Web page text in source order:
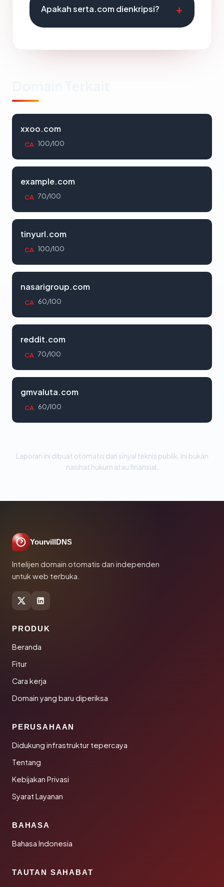
Apakah serta.com dienkripsi?
xxoo.com
CA 100/100
example.com
CA 70/100
tinyurl.com
CA 100/100
nasarigroup.com
CA 60/100
reddit.com
CA 70/100
gmvaluta.com
CA 60/100
Laporan ini dibuat otomatis dari sinyal teknis publik. Ini bukan
nasihat hukum atau finansial.
YourvillDNS
Intelijen domain otomatis dan independen
untuk web terbuka.
PRODUK
Beranda
Fitur
Cara kerja
Domain yang baru diperiksa
PERUSAHAAN
Didukung infrastruktur tepercaya
Tentang
Kebijakan Privasi
Syarat Layanan
BAHASA
Bahasa Indonesia
TAUTAN SAHABAT